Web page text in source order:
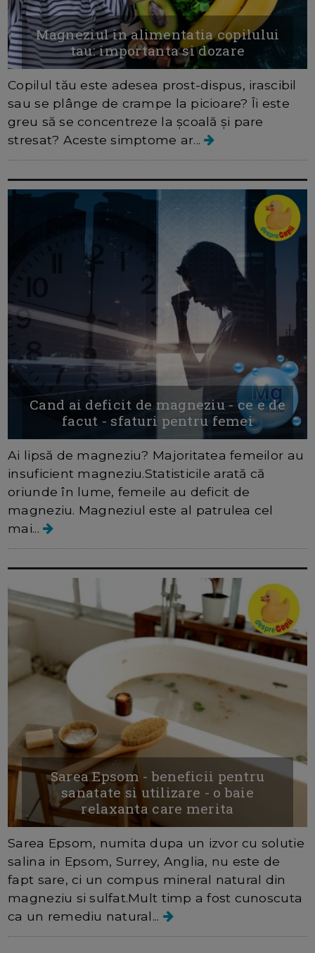
Magneziul in alimentatia copilului
tau: importanta si dozare
Copilul tău este adesea prost-dispus, irascibil
sau se plânge de crampe la picioare? Îi este
greu să se concentreze la școală și pare
stresat? Aceste simptome ar...
Cand ai deficit de magneziu - ce e de
facut - sfaturi pentru femei
Ai lipsă de magneziu? Majoritatea femeilor au
insuficient magneziu.Statisticile arată că
oriunde în lume, femeile au deficit de
magneziu. Magneziul este al patrulea cel
mai...
Sarea Epsom - beneficii pentru
sanatate si utilizare - o baie
relaxanta care merita
Sarea Epsom, numita dupa un izvor cu solutie
salina in Epsom, Surrey, Anglia, nu este de
fapt sare, ci un compus mineral natural din
magneziu si sulfat.Mult timp a fost cunoscuta
ca un remediu natural...